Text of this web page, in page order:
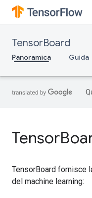
TensorBoard
Panoramica Guida
TensorBoard fornisce
del machine learning: